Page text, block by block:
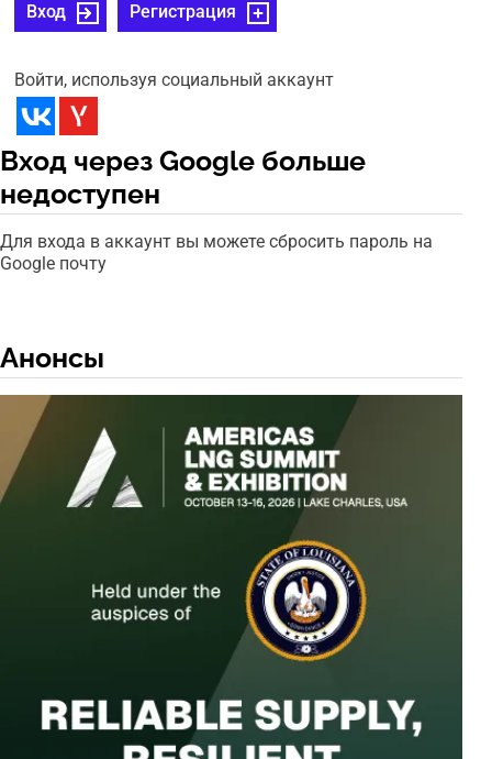
Вход Регистрация
Войти, используя социальный аккаунт
Вход через Google больше
недоступен
Для входа в аккаунт вы можете сбросить пароль на
Google почту
Анонсы